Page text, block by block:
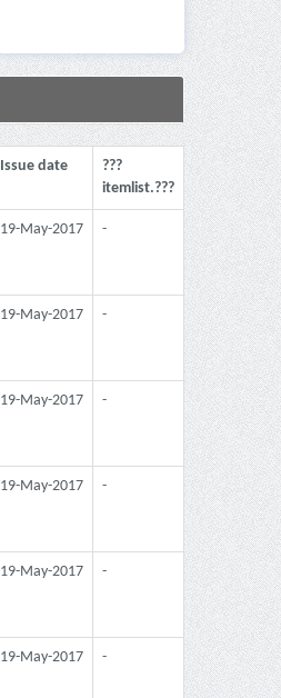
Issue date
???
itemlist.???
19-May-2017 -
19-May-2017 -
19-May-2017 -
19-May-2017 -
19-May-2017 -
19-May-2017 -